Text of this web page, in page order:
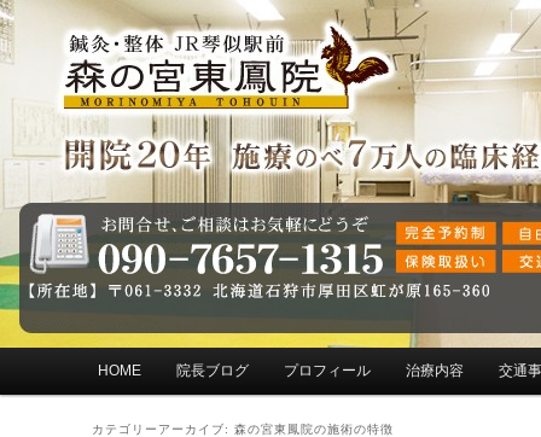
メインメニュー
メインコンテンツへ移動
サブコンテンツへ移動
HOME 院長ブログ プロフィール 治療内容 交通
カテゴリーアーカイブ: 森の宮東鳳院の施術の特徴